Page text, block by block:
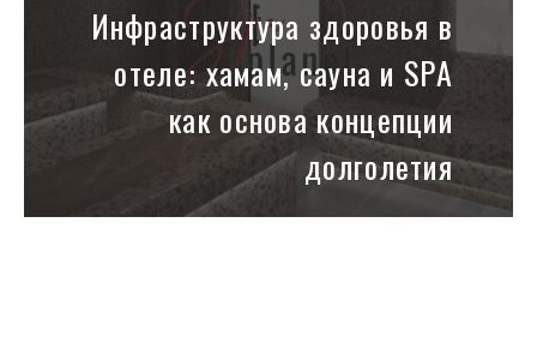
Инфраструктура здоровья в
отеле: хамам, сауна и SPA
как основа концепции
долголетия